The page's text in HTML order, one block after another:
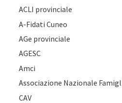
ACLI provinciale
A-Fidati Cuneo
AGe provinciale
AGESC
Amci
Associazione Nazionale
CAV